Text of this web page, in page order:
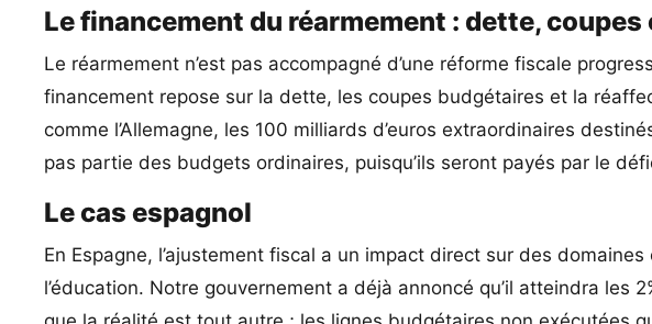
Le financement du réarmement : dette,
Le réarmement n’est pas accompagné d’une réforme fiscale
financement repose sur la dette, les coupes budgétaires et la
comme l’Allemagne, les 100 milliards d’euros extraordinaires
pas partie des budgets ordinaires, puisqu’ils seront payés par le
Le cas espagnol
En Espagne, l’ajustement fiscal a un impact direct sur des
l’éducation. Notre gouvernement a déjà annoncé qu’il atteindra les